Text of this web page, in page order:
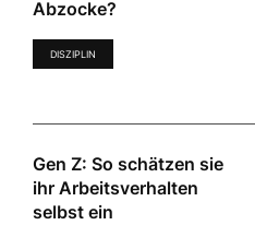
Abzocke?
DISZIPLIN
Gen Z: So schätzen sie
ihr Arbeitsverhalten
selbst ein